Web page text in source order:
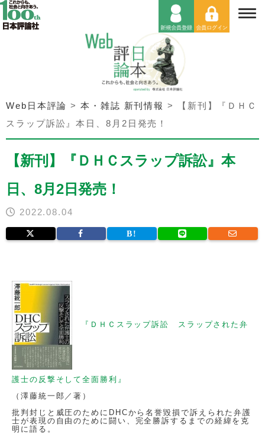
Web日本評論 >本・雑誌 新刊情報 >
【新刊】『ＤＨＣ
スラップ訴訟』本日、8月2日発売！
【新刊】『ＤＨＣスラップ訴訟』本
日、8月2日発売！
2022.08.04
『ＤＨＣスラップ訴訟 スラップされた弁
護士の反撃そして全面勝利』
（澤藤統一郎／著）
批判封じと威圧のためにDHCから名誉毀損で訴えられた弁護
士が表現の自由のために闘い、完全勝訴するまでの経緯を克
明に語る。